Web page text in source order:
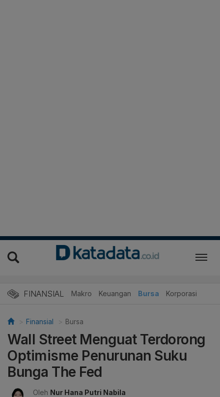
FINANSIAL Makro Keuangan Bursa Korporasi
Finansial Bursa
Wall Street Menguat Terdorong
Optimisme Penurunan Suku
Bunga The Fed
Oleh Nur Hana Putri Nabila